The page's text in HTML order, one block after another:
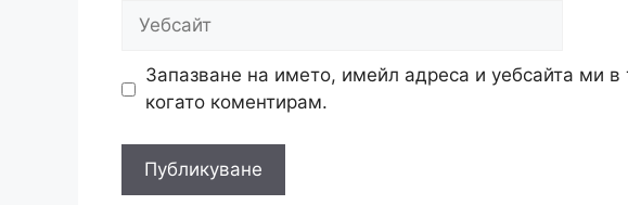
Уебсайт
Запазване на името, имейл адреса и уебсайта ми в
когато коментирам.